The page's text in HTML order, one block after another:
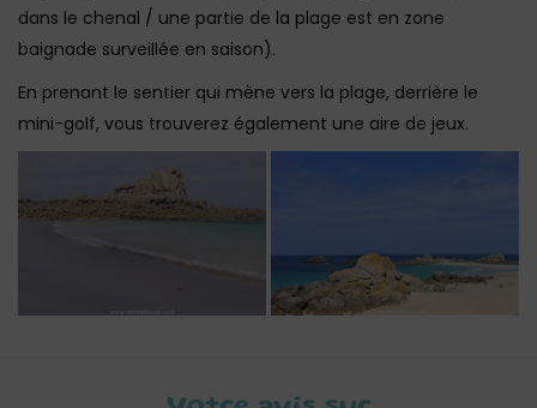
dans le chenal / une partie de la plage est en zone
baignade surveillée en saison).
En prenant le sentier qui mène vers la plage, derrière le
mini-golf, vous trouverez également une aire de jeux.